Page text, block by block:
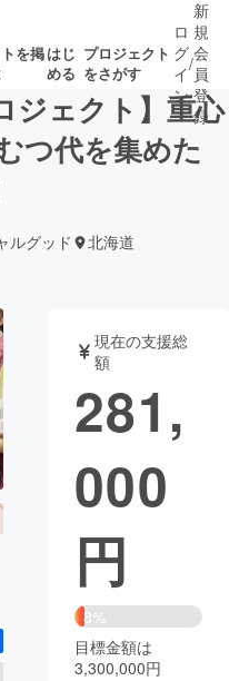
を掲はじ
める
プロジェクト
をさがす
書籍・雑誌
チャレンジ
CAMPFIRE Creation
コミュニティ
ロ
グ
イ
ン
/
新
規
会
員
登
録
ジェクト】重心
つ代を集めた
ルグッド 北海道
現在の支援総
額
281,
000
円
8%
目標金額は
3,300,000円